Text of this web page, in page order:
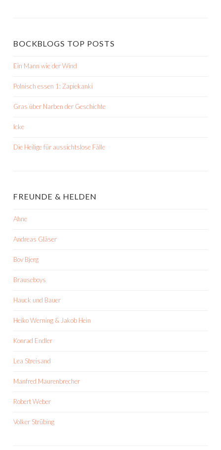
BOCKBLOGS TOP POSTS
Ein Mann wie der Wind
Polnisch essen 1: Zapiekanki
Gras über Narben der Geschichte
Icke
Die Heilige für aussichtslose Fälle
FREUNDE & HELDEN
Ahne
Andreas Gläser
Bov Bjerg
Brauseboys
Hauck und Bauer
Heiko Werning & Jakob Hein
Konrad Endler
Lea Streisand
Manfred Maurenbrecher
Robert Weber
Volker Strübing